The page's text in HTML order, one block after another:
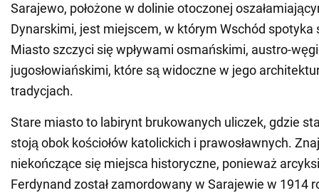
Sarajewo, położone w dolinie otoczonej
Dynarskimi, jest miejscem, w którym Wschód spotyka
Miasto szczyci się wpływami osmańskimi, austro-
jugosłowiańskimi, które są widoczne w jego
tradycjach.
Stare miasto to labirynt brukowanych uliczek, gdzie
stoją obok kościołów katolickich i prawosławnych.
niekończące się miejsca historyczne, ponieważ
Ferdynand został zamordowany w Sarajewie w 1914